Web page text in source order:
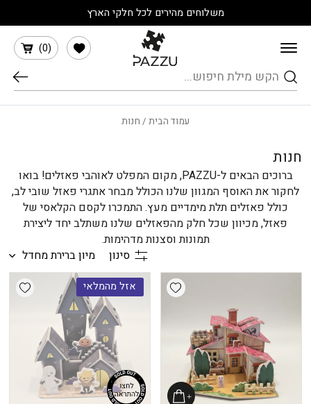
משלוחים מהירים לכל חלקי הארץ
חיפוש
(
0
)
הרשימה שלי
עמוד הבית / חנות
חנות
ברוכים הבאים ל-PAZZU, מקום המפלט לאוהבי פאזלים! בואו
לחקור את האוסף המגוון שלנו הכולל מבחר אתגרי פאזל שובי לב,
כולל פאזלים תלת מימדיים מעץ. התמכרו לקסם הקלאסי של
פאזל, מכיוון שכל חלק מהפאזלים שלנו משתלב יחד ליצירת
תמונות וסצנות מדהימות.
סינון
מיון ברירת מחדל
Add wishlistאזל מהמלאי